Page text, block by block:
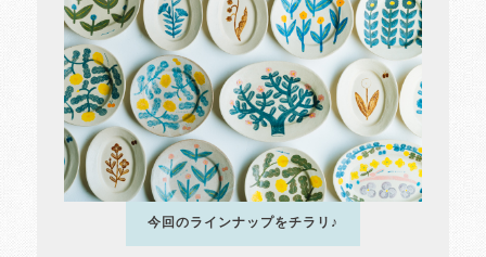
今回のラインナップをチラリ♪